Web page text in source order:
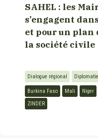
SAHEL : les
s’engagent
et pour un plan
la société civile
Dialogue régional
Burkina Faso Mali Niger
ZINDER